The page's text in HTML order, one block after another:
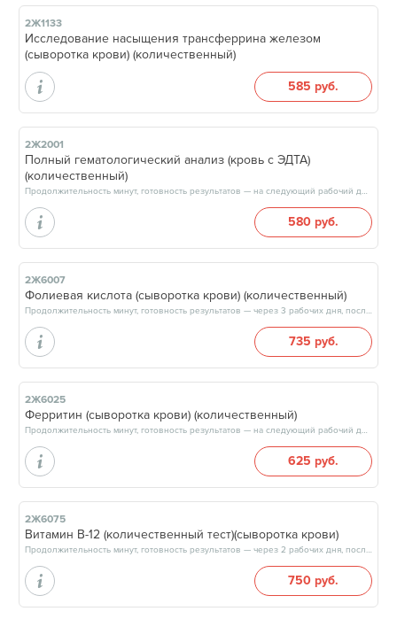
2Ж1133
Исследование насыщения трансферрина железом
(сыворотка крови) (количественный)
585 руб.
2Ж2001
Полный гематологический анализ (кровь с ЭДТА)
(количественный)
Продолжительность минут, готовность результатов — на следующий рабочий день, после 17:00
580 руб.
2Ж6007
Фолиевая кислота (сыворотка крови) (количественный)
Продолжительность минут, готовность результатов — через 3 рабочих дня, после 17:00
735 руб.
2Ж6025
Ферритин (сыворотка крови) (количественный)
Продолжительность минут, готовность результатов — на следующий рабочий день, после 17:00
625 руб.
2Ж6075
Витамин В-12 (количественный тест)(сыворотка крови)
Продолжительность минут, готовность результатов — через 2 рабочих дня, после 17:00
750 руб.